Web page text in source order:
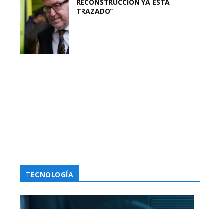
RECONSTRUCCIÓN YA ESTÁ
TRAZADO”
TECNOLOGÍA